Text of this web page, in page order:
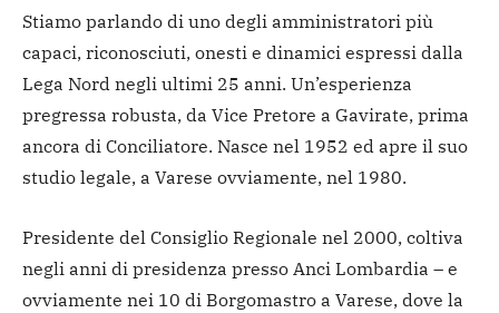
Stiamo parlando di uno degli amministratori più
capaci, riconosciuti, onesti e dinamici espressi dalla
Lega Nord negli ultimi 25 anni. Un’esperienza
pregressa robusta, da Vice Pretore a Gavirate, prima
ancora di Conciliatore. Nasce nel 1952 ed apre il suo
studio legale, a Varese ovviamente, nel 1980.
Presidente del Consiglio Regionale nel 2000, coltiva
negli anni di presidenza presso Anci Lombardia – e
ovviamente nei 10 di Borgomastro a Varese, dove la